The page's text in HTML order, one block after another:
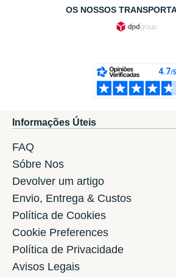
OS NOSSOS
Informações Úteis
FAQ
Sóbre Nos
Devolver um artigo
Envio, Entrega & Custos
Política de Cookies
Cookie Preferences
Política de Privacidade
Avisos Legais